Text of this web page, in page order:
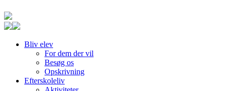
Bliv elev
For dem der vil
Besøg os
Opskrivning
Efterskoleliv